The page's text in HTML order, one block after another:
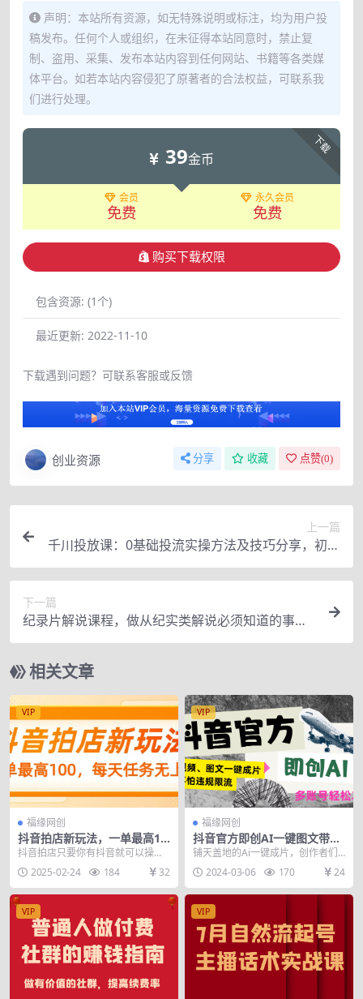
声明：本站所有资源，如无特殊说明或标注，均为用户投
稿发布。任何个人或组织，在未征得本站同意时，禁止复
制、盗用、采集、发布本站内容到任何网站、书籍等各类媒
体平台。如若本站内容侵犯了原著者的合法权益，可联系我
们进行处理。
下载
39金币
会员
免费
永久会员
免费
购买下载权限
包含资源: (1个)
最近更新: 2022-11-10
下载遇到问题？可联系客服或反馈
创业资源 分享 收藏 点赞(0)
上一篇
千川投放课：0基础投流实操方法及技巧分享，初级
+高级必修课
下一篇
纪录片解说课程，做从纪实类解说必须知道的事
（价值499元）
相关文章
VIP
福缘网创
抖音拍店新玩法，一单最高10
0，每天任务无上限
抖音拍店只要你有抖音就可以操
作，人人都可以去做的一个简单项
目，一单最高收益100...
2025-02-24 184 32
VIP
福缘网创
抖音官方即创AI一键图文带货
不怕违规限流日入2000+
铺天盖地的Ai一键成片，创作者们
最怕的无非就是帐号没了，那么现
在抖音官方出了专业...
2024-03-06 170 24
VIP VIP